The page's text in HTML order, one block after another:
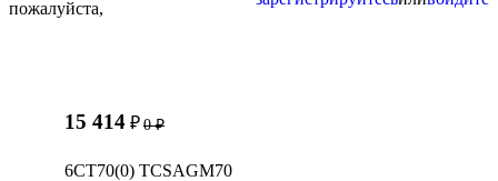
пожалуйста,
15 414 ₽ 0 ₽
6СТ70(0) TCSAGM70